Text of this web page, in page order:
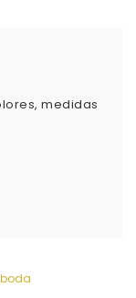
medidas
boda